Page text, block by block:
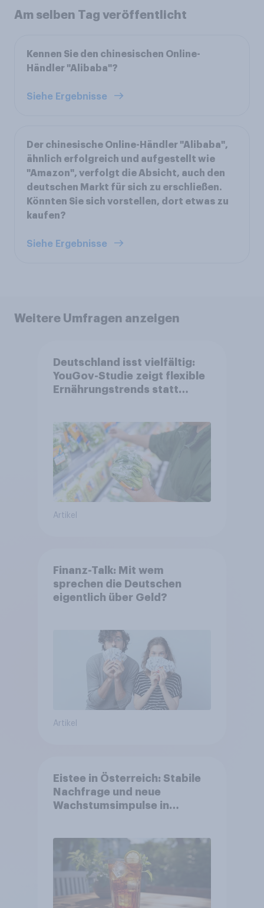
Am selben Tag veröffentlicht
Kennen Sie den chinesischen Online-
Händler "Alibaba"?
Siehe Ergebnisse
Der chinesische Online-Händler "Alibaba",
ähnlich erfolgreich und aufgestellt wie
"Amazon", verfolgt die Absicht, auch den
deutschen Markt für sich zu erschließen.
Könnten Sie sich vorstellen, dort etwas zu
kaufen?
Siehe Ergebnisse
Weitere Umfragen anzeigen
Deutschland isst vielfältig:
YouGov-Studie zeigt flexible
Ernährungstrends statt
Artikel
Finanz-Talk: Mit wem
sprechen die Deutschen
eigentlich über Geld?
Artikel
Eistee in Österreich: Stabile
Nachfrage und neue
Wachstumsimpulse in